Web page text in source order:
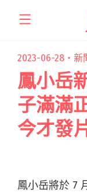
2023-06-28・ 新
鳳小岳
子滿滿
今才發
鳳小岳將於 7